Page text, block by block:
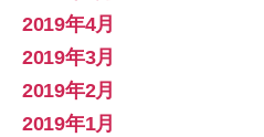
2019年4月
2019年3月
2019年2月
2019年1月